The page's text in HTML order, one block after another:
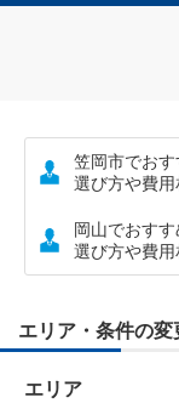
笠岡市でお
選び方や費
岡山でおす
選び方や費
エリア・条件の変
エリア